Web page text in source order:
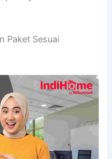
Paket Sesuai